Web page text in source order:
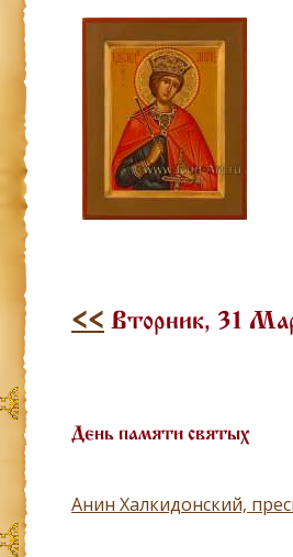
<< Вторник, 31
День памяти святых
Анин Халкидонский,